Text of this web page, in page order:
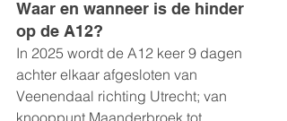
Waar en wanneer is de hinder
op de A12?
In 2025 wordt de A12 keer 9 dagen
achter elkaar afgesloten van
Veenendaal richting Utrecht; van
knooppunt Maanderbroek tot